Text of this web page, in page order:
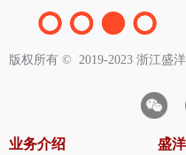
版权所有 ©  2019-2023 浙江盛
业务介绍 盛